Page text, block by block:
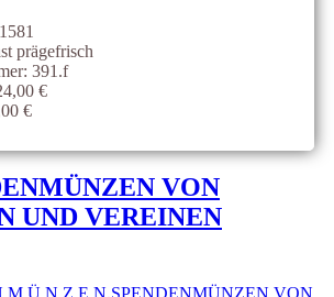
prägefrisch
391.f
€
€
VON
UND VEREINEN